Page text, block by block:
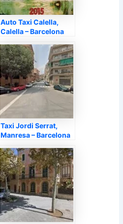
Auto Taxi Calella,
Calella – Barcelona
Taxi Jordi Serrat,
Manresa – Barcelona